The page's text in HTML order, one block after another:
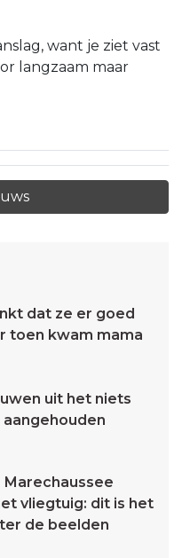
want je ziet vast
langzaam maar
dat ze er goed
toen kwam mama
uit het niets
vliegtuig: dit is het
de beelden